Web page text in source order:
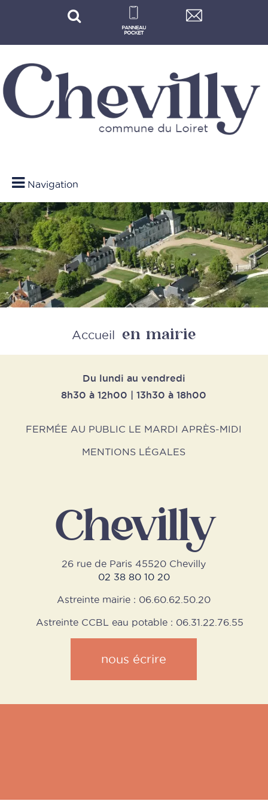
Navigation
Retour
Accueil en mairie
Du lundi au vendredi
8h30 à 12h00 | 13h30 à 18h00
FERMÉE AU PUBLIC LE MARDI APRÈS-MIDI
MENTIONS LÉGALES
Chevilly
26 rue de Paris 45520 Chevilly
02 38 80 10 20
Astreinte mairie : 06.60.62.50.20
Astreinte CCBL eau potable : 06.31.22.76.55
nous écrire